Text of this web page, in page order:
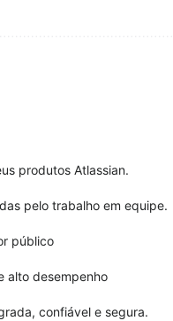
produtos Atlassian.
pelo trabalho em equipe.
público
alto desempenho
confiável e segura.